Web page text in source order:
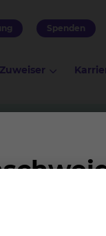
Spenden
Zuweiser
der